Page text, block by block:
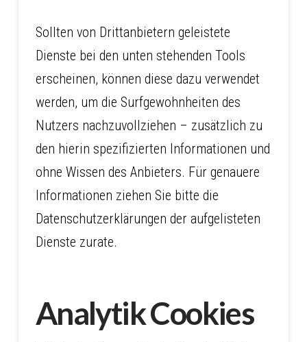
Sollten von Drittanbietern geleistete
Dienste bei den unten stehenden Tools
erscheinen, können diese dazu verwendet
werden, um die Surfgewohnheiten des
Nutzers nachzuvollziehen – zusätzlich zu
den hierin spezifizierten Informationen und
ohne Wissen des Anbieters. Für genauere
Informationen ziehen Sie bitte die
Datenschutzerklärungen der aufgelisteten
Dienste zurate.
Analytik Cookies